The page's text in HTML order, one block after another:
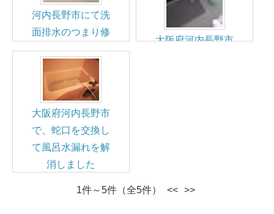
河内長野市にて洗
面排水のつまり修
理
大阪府河内長野市
大阪府河内長野市
で、蛇口を交換し
て風呂水漏れを解
消しました
1件～5件（全5件） << >>